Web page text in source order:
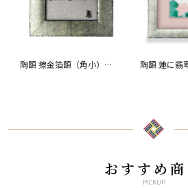
陶額 擦金箔額（角小）雪
陶額 蓮に翡
おすすめ
PICKUP